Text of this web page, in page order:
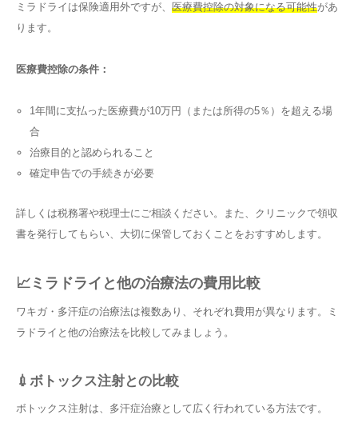
ミラドライは保険適用外ですが、 医療費控除の対象になる可能性があ
ります。
医療費控除の条件：
1年間に支払った医療費が10万円（または所得の5％）を超える場
合
治療目的と認められること
確定申告での手続きが必要
詳しくは税務署や税理士にご相談ください。また、クリニックで領収
書を発行してもらい、大切に保管しておくことをおすすめします。
📈ミラドライと他の治療法の費用比較
ワキガ・多汗症の治療法は複数あり、それぞれ費用が異なります。ミ
ラドライと他の治療法を比較してみましょう。
💉ボトックス注射との比較
ボトックス注射は、多汗症治療として広く行われている方法です。